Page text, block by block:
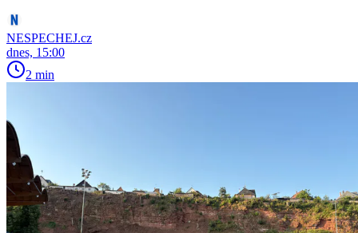
NESPECHEJ.cz
dnes, 15:00
2 min